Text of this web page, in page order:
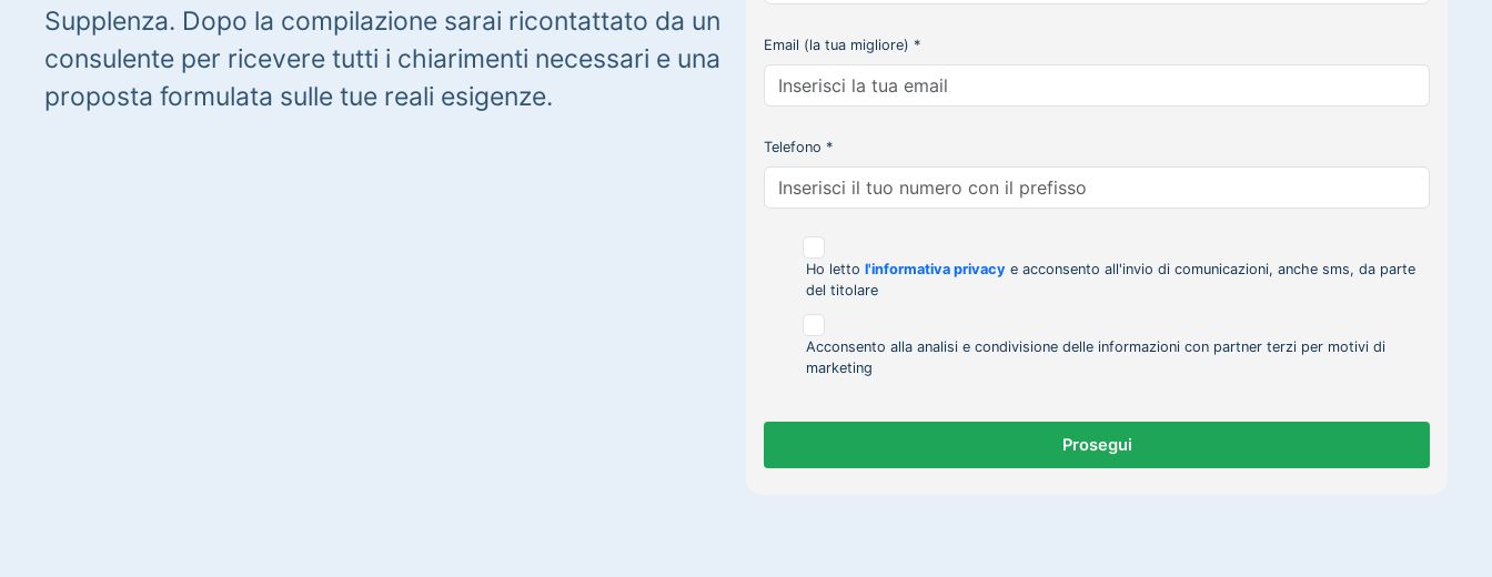
Supplenza. Dopo la compilazione sarai ricontattato da un
consulente per ricevere tutti i chiarimenti necessari e una
proposta formulata sulle tue reali esigenze.
Email (la tua migliore) *
Telefono *
Ho letto l'informativa privacy e acconsento all'invio di comunicazioni, anche sms, da parte
del titolare
Acconsento alla analisi e condivisione delle informazioni con partner terzi per motivi di
marketing